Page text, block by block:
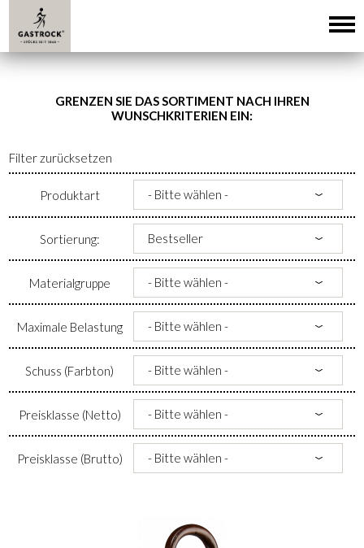
GRENZEN SIE DAS SORTIMENT NACH IHREN
WUNSCHKRITERIEN EIN:
Filter zurücksetzen
Produktart
Sortierung:
Materialgruppe
Maximale Belastung
Schuss (Farbton)
Preisklasse (Netto)
Preisklasse (Brutto)